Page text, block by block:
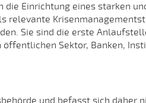
Einrichtung eines starken
als relevante
Sie sind die erste
Sektor, Banken,
und befasst sich